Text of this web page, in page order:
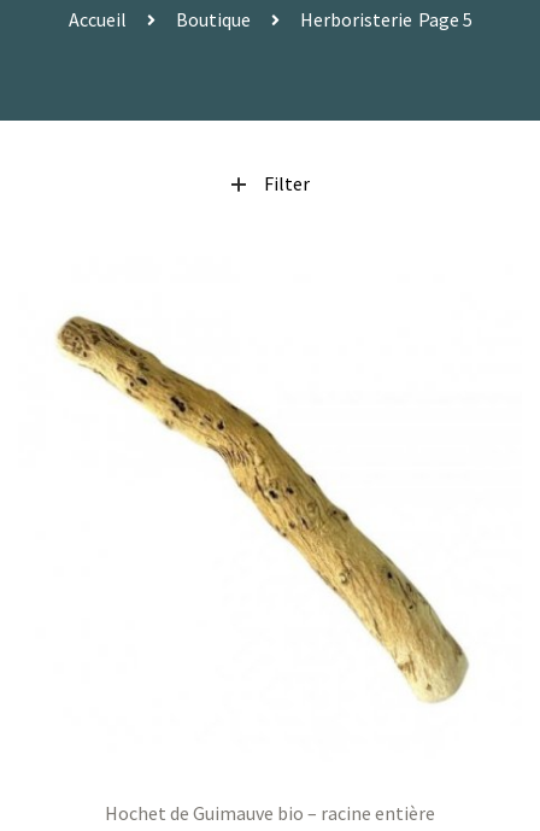
Accueil Boutique Herboristerie Page 5
Filter
Hochet de Guimauve bio – racine entière